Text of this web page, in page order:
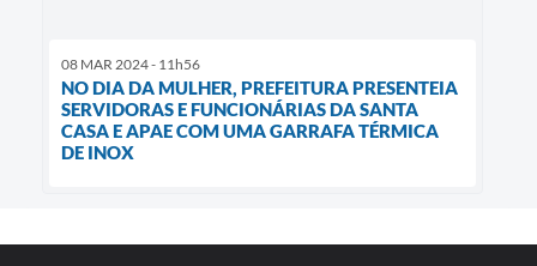
08 MAR 2024 - 11h56
NO DIA DA MULHER, PREFEITURA PRESENTEIA
SERVIDORAS E FUNCIONÁRIAS DA SANTA
CASA E APAE COM UMA GARRAFA TÉRMICA
DE INOX